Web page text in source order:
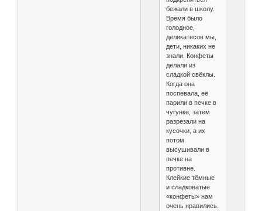
бежали в школу.
Время было
голодное,
деликатесов мы,
дети, никаких не
знали. Конфеты
делали из
сладкой свёклы.
Когда она
поспевала, её
парили в печке в
чугунке, затем
разрезали на
кусочки, а их
потом
высушивали в
печке на
противне.
Клейкие тёмные
и сладковатые
«конфеты» нам
очень нравились.